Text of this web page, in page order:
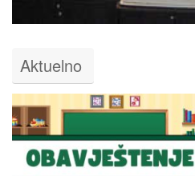
Aktuelno